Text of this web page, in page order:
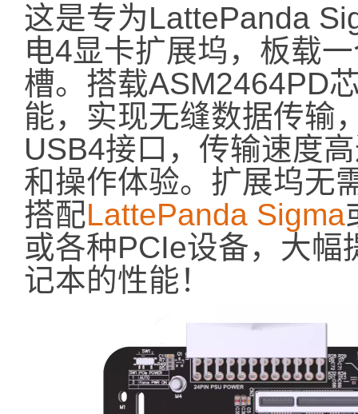
这是专为LattePanda
电4显卡扩展坞，板载
槽。搭载ASM2464PD
能，实现无缝数据传输
USB4接口，传输速度
和操作体验。扩展坞无
搭配LattePanda Sigma
或各种PCIe设备，大
记本的性能！